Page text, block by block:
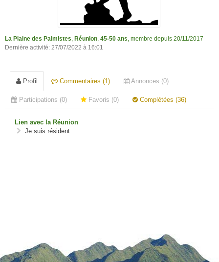
La Plaine des Palmistes Réunion 45-50 ans , membre depuis 20/11/2017
Dernière activité: 27/07/2022 à 16:01
Profil Commentaires (1) Annonces (0)
Participations (0) Favoris (0) Complétées (36)
Lien avec la Réunion
Je suis résident